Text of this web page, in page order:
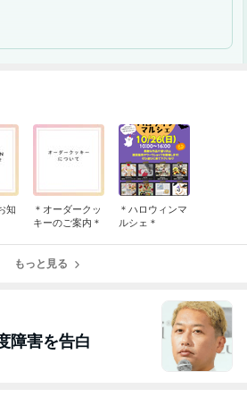
知
＊オーダークッ
キーのご案内＊
＊ハロウィンマ
ルシェ＊
もっと見る
障害を告白